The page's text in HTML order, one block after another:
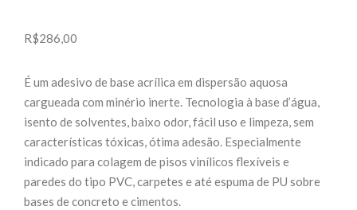
R$286,00
É um adesivo de base acrílica em dispersão aquosa
cargueada com minério inerte. Tecnologia à base d’água,
isento de solventes, baixo odor, fácil uso e limpeza, sem
características tóxicas, ótima adesão. Especialmente
indicado para colagem de pisos vinílicos flexíveis e
paredes do tipo PVC, carpetes e até espuma de PU sobre
bases de concreto e cimentos.